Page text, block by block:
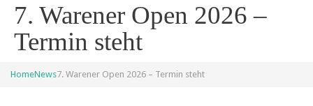
7. Warener Open 2026 –
Termin steht
HomeNews7. Warener Open 2026 – Termin steht